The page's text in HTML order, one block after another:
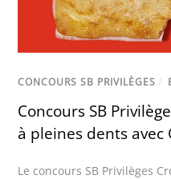
CONCOURS SB PRIVILÈGES /
Concours SB
à pleines dents avec
Le concours SB Privilèges